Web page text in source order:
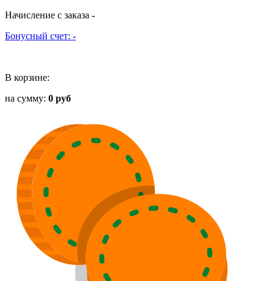
Начисление с заказа -
Бонусный счет: -
В корзине:
на сумму: 0 руб